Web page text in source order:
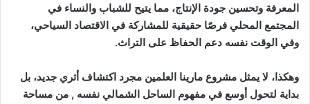
المعرفة وتحسين جودة الإنتاج، مما يتيح للشباب والنساء في
المجتمع المحلي فرصًا حقيقية للمشاركة في الاقتصاد السياحي،
وفي الوقت نفسه دعم الحفاظ على التراث.
وهكذا، لا يمثل مشروع مارينا العلمين مجرد اكتشاف أثري جديد، بل
بداية لتحول أوسع في مفهوم الساحل الشمالي نفسه , من مساحة